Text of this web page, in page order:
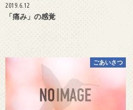
2019.6.12
「痛み」の感覚
ごあいさつ